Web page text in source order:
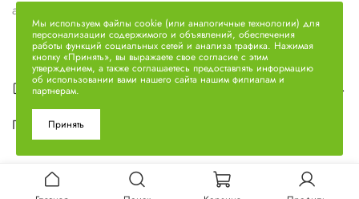
арт.
Описание
Гильза, поршень, кольца 240Н-1004005-А
Мы используем файлы cookie (или аналогичные технологии) для
персонализации содержимого и объявлений, обеспечения
работы функций социальных сетей и анализа трафика. Нажимая
кнопку «Принять», вы выражаете свое согласие с этим
утверждением, а также соглашаетесь предоставлять информацию
об использовании вами нашего сайта нашим филиалам и
партнерам.
Принять